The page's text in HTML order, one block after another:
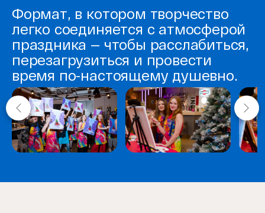
Формат, в котором творчество
легко соединяется с атмосферой
праздника — чтобы расслабиться,
перезагрузиться и провести
время по-настоящему душевно.
of